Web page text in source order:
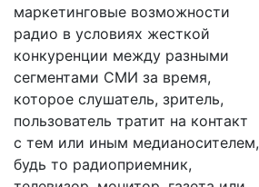
маркетинговые возможности
радио в условиях жесткой
конкуренции между разными
сегментами СМИ за время,
которое слушатель, зритель,
пользователь тратит на контакт
с тем или иным медианосителем,
будь то радиоприемник,